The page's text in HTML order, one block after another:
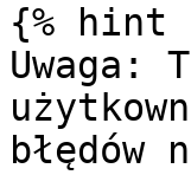
{% hint
Uwaga: